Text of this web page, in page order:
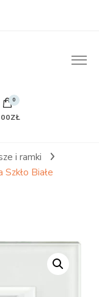
0
i ramki
Białe